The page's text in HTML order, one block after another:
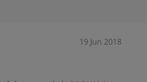
19 Jun 2018